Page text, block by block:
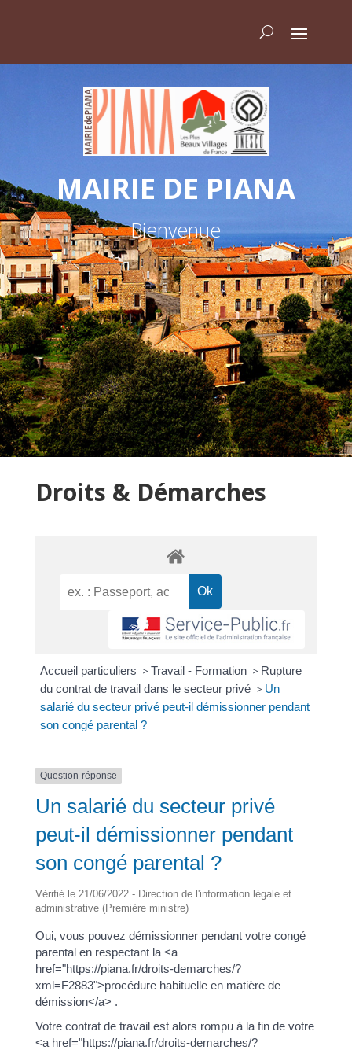
MAIRIE DE PIANA
Bienvenue
Droits & Démarches
Accueil particuliers > Travail - Formation > Rupture
du contrat de travail dans le secteur privé > Un
salarié du secteur privé peut-il démissionner pendant
son congé parental ?
Question-réponse
Un salarié du secteur privé
peut-il démissionner pendant
son congé parental ?
Vérifié le 21/06/2022 - Direction de l'information légale et
administrative (Première ministre)
Oui, vous pouvez démissionner pendant votre congé
parental en respectant la <a
href="https://piana.fr/droits-demarches/?
xml=F2883">procédure habituelle en matière de
démission</a> .
Votre contrat de travail est alors rompu à la fin de votre
<a href="https://piana.fr/droits-demarches/?